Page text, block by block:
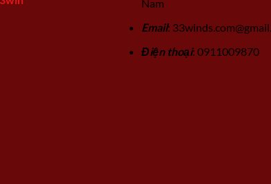
Nam
Email:
Điện thoại: 0911009870